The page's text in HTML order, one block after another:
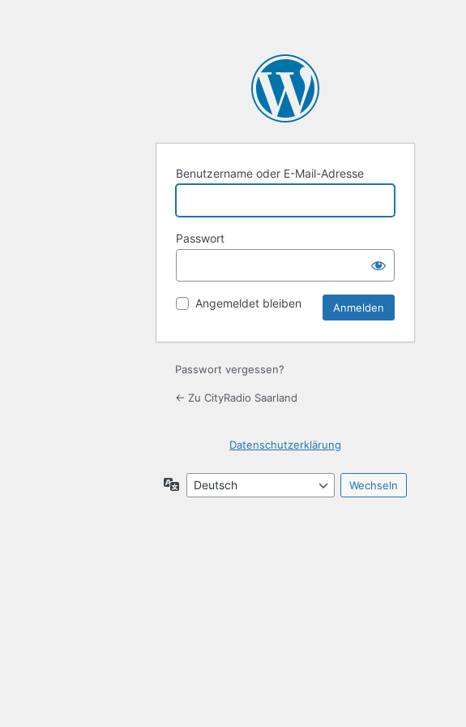
Benutzername oder E-Mail-Adresse
Passwort
Angemeldet bleiben
Passwort vergessen?
← Zu CityRadio Saarland
Datenschutzerklärung
Sprache